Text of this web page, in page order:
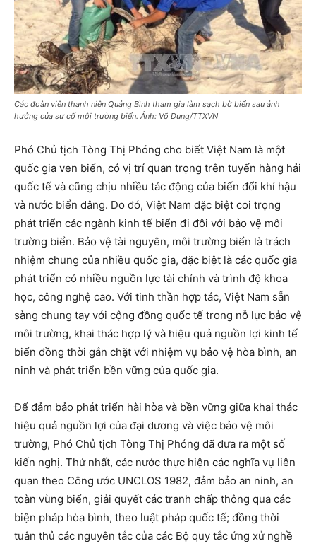
Các đoàn viên thanh niên Quảng Bình tham gia làm sạch bờ biển sau ảnh
hưởng của sự cố môi trường biển. Ảnh: Võ Dung/TTXVN
Phó Chủ tịch Tòng Thị Phóng cho biết Việt Nam là một
quốc gia ven biển, có vị trí quan trọng trên tuyến hàng hải
quốc tế và cũng chịu nhiều tác động của biến đổi khí hậu
và nước biển dâng. Do đó, Việt Nam đặc biệt coi trọng
phát triển các ngành kinh tế biển đi đôi với bảo vệ môi
trường biển. Bảo vệ tài nguyên, môi trường biển là trách
nhiệm chung của nhiều quốc gia, đặc biệt là các quốc gia
phát triển có nhiều nguồn lực tài chính và trình độ khoa
học, công nghệ cao. Với tinh thần hợp tác, Việt Nam sẵn
sàng chung tay với cộng đồng quốc tế trong nỗ lực bảo vệ
môi trường, khai thác hợp lý và hiệu quả nguồn lợi kinh tế
biển đồng thời gắn chặt với nhiệm vụ bảo vệ hòa bình, an
ninh và phát triển bền vững của quốc gia.
Để đảm bảo phát triển hài hòa và bền vững giữa khai thác
hiệu quả nguồn lợi của đại dương và việc bảo vệ môi
trường, Phó Chủ tịch Tòng Thị Phóng đã đưa ra một số
kiến nghị. Thứ nhất, các nước thực hiện các nghĩa vụ liên
quan theo Công ước UNCLOS 1982, đảm bảo an ninh, an
toàn vùng biển, giải quyết các tranh chấp thông qua các
biện pháp hòa bình, theo luật pháp quốc tế; đồng thời
tuân thủ các nguyên tắc của các Bộ quy tắc ứng xử nghề